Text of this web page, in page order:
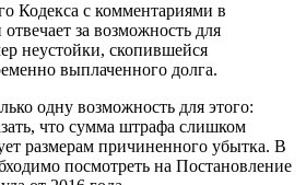
Кодекса с комментариями в
за возможность для
неустойки, скопившейся
выплаченного долга.
одну возможность для этого:
что сумма штрафа слишком
размерам причиненного убытка. В
посмотреть на Постановление